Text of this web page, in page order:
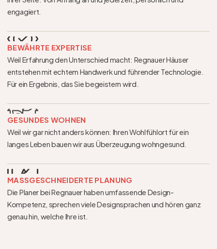
engagiert.
BEWÄHRTE EXPERTISE
Weil Erfahrung den Unterschied macht: Regnauer Häuser
entstehen mit echtem Handwerk und führender Technologie.
Für ein Ergebnis, das Sie begeistern wird.
GESUNDES WOHNEN
Weil wir gar nicht anders können: Ihren Wohlfühlort für ein
langes Leben bauen wir aus Überzeugung wohngesund.
MASSGESCHNEIDERTE PLANUNG
Die Planer bei Regnauer haben umfassende Design-
Kompetenz, sprechen viele Designsprachen und hören ganz
genau hin, welche Ihre ist.